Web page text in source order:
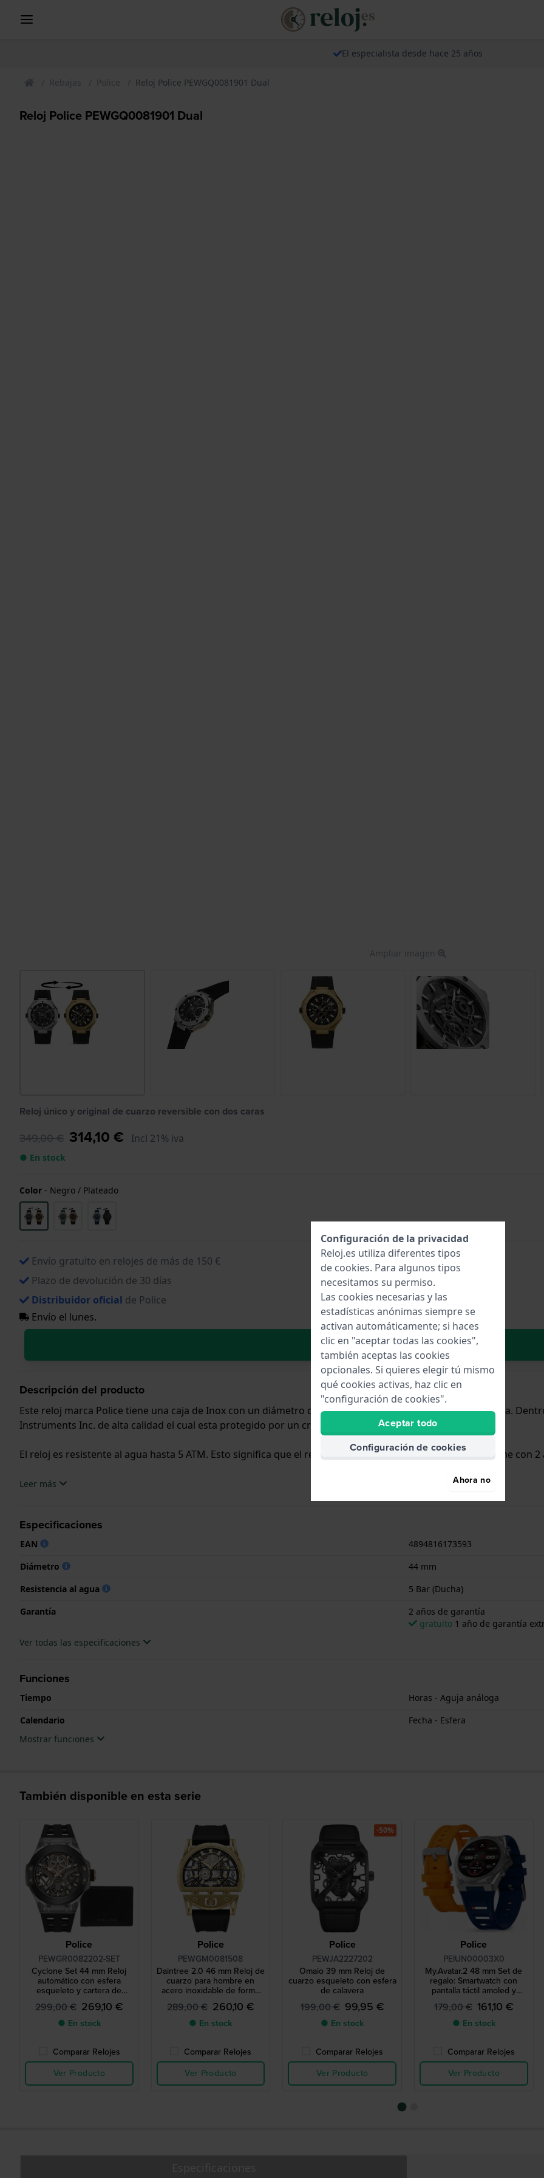
El especialista desde hace 25 años
Rebajas Police Reloj Police PEWGQ0081901 Dual
Reloj Police PEWGQ0081901 Dual
Ampliar imagen
Reloj único y original de cuarzo reversible con dos caras
349,00 € 314,10 € Incl 21% iva
● En stock
Color - Negro / Plateado
Envío gratuito en relojes de más de 150 €
Plazo de devolución de 30 días
Distribuidor oficial de Police
Envío el lunes.
Añadir al carrito
Descripción del producto
Este reloj marca Police tiene una caja de Inox con un diámetro de 44 mm y cuenta con una correa de Goma.
Instruments Inc. de alta calidad el cual esta protegido por un cristal Mineral.
El reloj es resistente al agua hasta 5 ATM. Esto significa que el reloj es adecuado para la ducha. El reloj viene con
.Leer más
Especificaciones
EAN
4894816173593
Diámetro
44 mm
Resistencia al agua
5 Bar (Ducha)
Garantía
2 años de garantía
gratuito 1 año de garantía
Ver todas las especificaciones
Funciones
Tiempo
Horas - Aguja análoga
Calendario
Fecha - Esfera
Mostrar funciones
También disponible en esta serie
Police
PEWGR0082202-SET
Cyclone Set 44 mm Reloj
automático con esfera
esqueleto y cartera de
regalo
299,00 € 269,10 €
● En stock
Comparar Relojes
Ver Producto
Police
PEWGM0081508
Daintree 2.0 46 mm Reloj de
cuarzo para hombre en
acero inoxidable de forma
única
289,00 € 260,10 €
● En stock
Comparar Relojes
Ver Producto
Police
PEWJA2227202
Omaio 39 mm Reloj de
cuarzo esqueleto con esfera
de calavera
199,00 € 99,95 €
● En stock
Comparar Relojes
Ver Producto
-50%
Police
PEIUN00003X0
My.Avatar.2 48 mm Set de
regalo: Smartwatch con
pantalla táctil amoled y
correa de silicona extra
179,00 € 161,10 €
● En stock
Comparar Relojes
Ver Producto
Configuración de la privacidad
Reloj.es utiliza diferentes tipos
de cookies. Para algunos tipos
necesitamos su permiso.
Las cookies necesarias y las
estadísticas anónimas siempre se
activan automáticamente; si haces
clic en "aceptar todas las cookies",
también aceptas las cookies
opcionales. Si quieres elegir tú mismo
qué cookies activas, haz clic en
"configuración de cookies".
Aceptar todo
Configuración de cookies
Ahora no